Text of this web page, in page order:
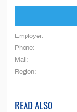
Employer:
Phone:
Mail:
Region:
READ ALSO